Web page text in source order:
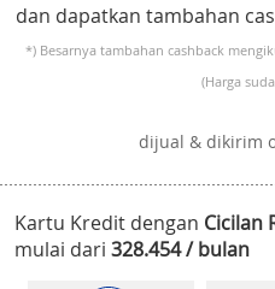
dan dapatkan tambahan
*) Besarnya tambahan cashback
(Harga
dijual & dikirim
Kartu Kredit dengan Cicilan
mulai dari 328.454 / bulan